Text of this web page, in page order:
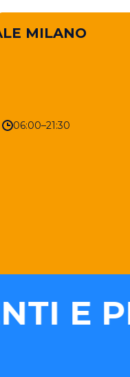
MILANO
06:00–21:30
E